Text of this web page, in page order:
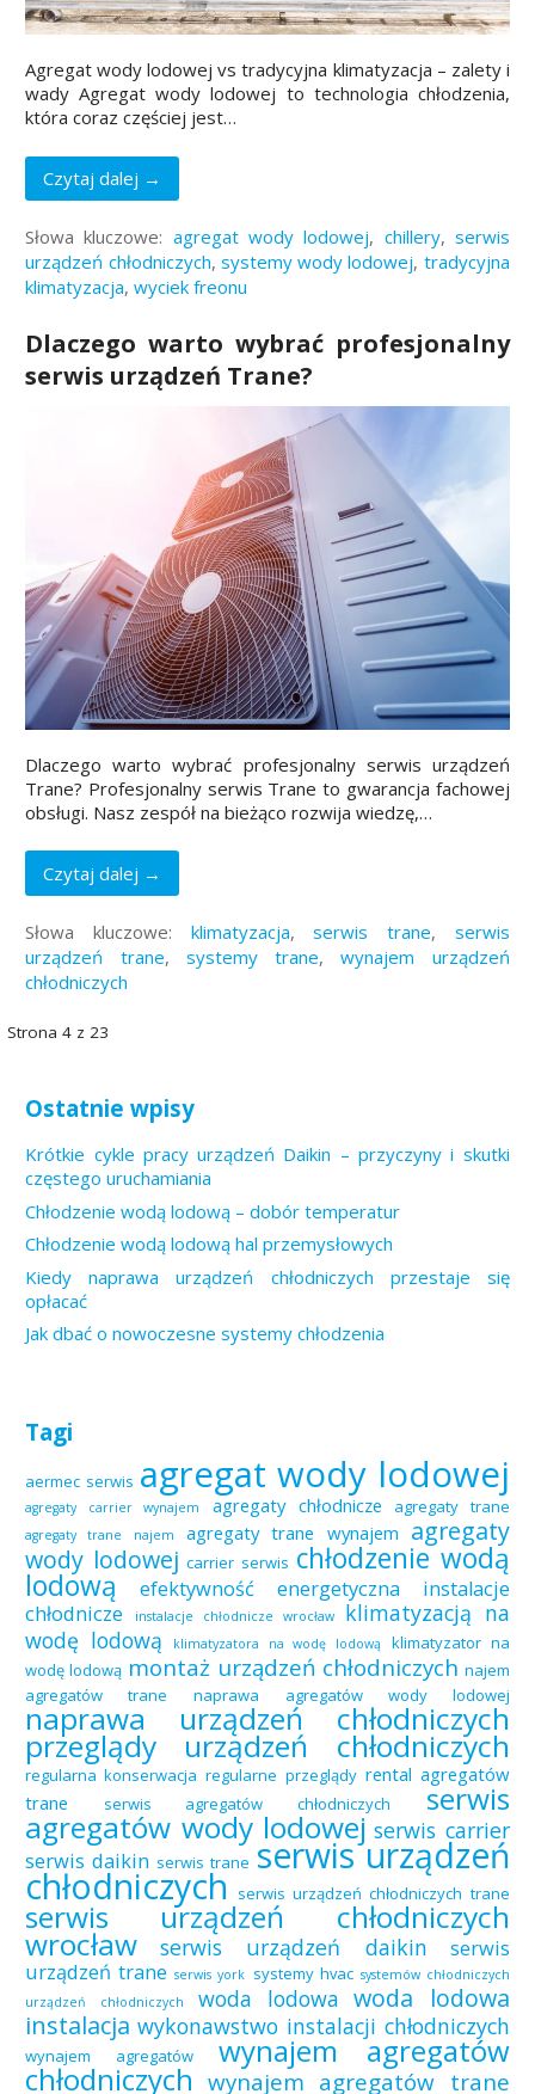
Agregat wody lodowej vs tradycyjna klimatyzacja – zalety i
wady Agregat wody lodowej to technologia chłodzenia,
która coraz częściej jest…
Czytaj dalej →
Słowa kluczowe: agregat wody lodowej, chillery, serwis
urządzeń chłodniczych, systemy wody lodowej, tradycyjna
klimatyzacja,wyciek freonu
Dlaczego warto wybrać profesjonalny
serwis urządzeń Trane?
Dlaczego warto wybrać profesjonalny serwis urządzeń
Trane? Profesjonalny serwis Trane to gwarancja fachowej
obsługi. Nasz zespół na bieżąco rozwija wiedzę,…
Czytaj dalej →
Słowa kluczowe: klimatyzacja,serwis trane, serwis
urządzeń trane, systemy trane,wynajem urządzeń
chłodniczych
Nawigacja
Wpis
Strona 4 z 23
Ostatnie wpisy
Krótkie cykle pracy urządzeń Daikin – przyczyny i skutki
częstego uruchamiania
Chłodzenie wodą lodową – dobór temperatur
Chłodzenie wodą lodową hal przemysłowych
Kiedy naprawa urządzeń chłodniczych przestaje się
opłacać
Jak dbać o nowoczesne systemy chłodzenia
Tagi
aermec serwis agregat wody lodowej
agregaty carrier wynajem agregaty chłodnicze agregaty trane
agregaty trane najem agregaty trane wynajem agregaty
wody lodowej carrier serwis chłodzenie wodą
lodową efektywność energetyczna
instalacje
chłodnicze
instalacje chłodnicze wrocław
klimatyzacją na
wodę lodową
klimatyzatora na wodę lodową
klimatyzator na
wodę lodową montaż urządzeń chłodniczych najem
agregatów trane
naprawa agregatów wody lodowej
naprawa urządzeń chłodniczych
przeglądy urządzeń chłodniczych
regularna konserwacja regularne przeglądy rental agregatów
trane
serwis agregatów chłodniczych serwis
agregatów wody lodowej serwis carrier
serwis daikin serwis trane serwis urządzeń
chłodniczych serwis urządzeń chłodniczych trane
serwis urządzeń chłodniczych
wrocław serwis urządzeń daikin
serwis
urządzeń trane serwis york systemy hvac systemów chłodniczych
urządzeń chłodniczych
woda lodowa woda lodowa
instalacja wykonawstwo instalacji chłodniczych
wynajem agregatów wynajem agregatów
chłodniczych wynajem agregatów trane